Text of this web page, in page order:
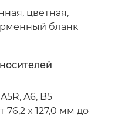
цветная,
бланк
A6, B5
76,2 x 127,0 мм до